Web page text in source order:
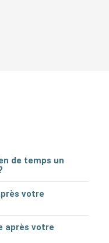
de temps un
votre
après votre